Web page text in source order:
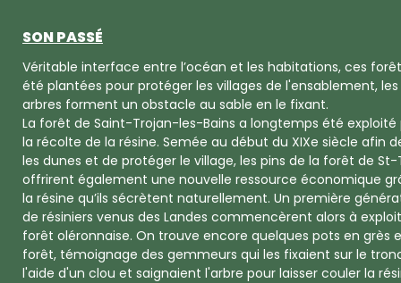
SON PASSÉ
Véritable interface entre l’océan et les habitations, ces
été plantées pour protéger les villages de l'ensablement, les
arbres forment un obstacle au sable en le fixant.
La forêt de Saint-Trojan-les-Bains a longtemps été exploité
la récolte de la résine. Semée au début du XIXe siècle afin
les dunes et de protéger le village, les pins de la forêt de St-
offrirent également une nouvelle ressource économique
la résine qu’ils sécrètent naturellement. Un première
de résiniers venus des Landes commencèrent alors à
forêt oléronnaise. On trouve encore quelques pots en grès
forêt, témoignage des gemmeurs qui les fixaient sur le
l'aide d'un clou et saignaient l'arbre pour laisser couler la